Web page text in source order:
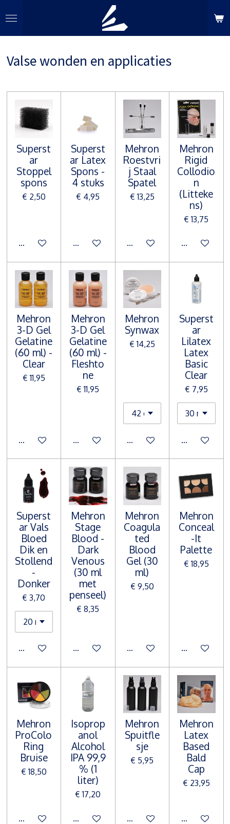
direct
naar
hoofdinhoud
Valse wonden en applicaties
Superst
ar
Stoppel
spons
€ 2,50
In winkelwagen
Superst
ar Latex
Spons -
4 stuks
€ 4,95
In winkelwagen
Mehron
Roestvri
j Staal
Spatel
€ 13,25
In winkelwagen
Mehron
Rigid
Collodio
n
(Litteke
ns)
€ 13,75
In
Mehron
3-D Gel
Gelatine
(60 ml) -
Clear
€ 11,95
In winkelwagen
Mehron
3-D Gel
Gelatine
(60 ml) -
Fleshto
ne
€ 11,95
In winkelwagen
Mehron
Synwax
€ 14,25
In winkelwagen
Superst
ar
Lilatex
Latex
Basic
Clear
€ 7,95
In
Superst
ar Vals
Bloed
Dik en
Stollend
-
Donker
€ 3,70
In winkelwagen
Mehron
Stage
Blood -
Dark
Venous
(30 ml
met
penseel)
€ 8,35
In winkelwagen
Mehron
Coagula
ted
Blood
Gel (30
ml)
€ 9,50
In winkelwagen
Mehron
Conceal
-It
Palette
€ 18,95
In
Mehron
ProColo
Ring
Bruise
€ 18,50
In winkelwagen
Isoprop
anol
Alcohol
IPA 99,9
% (1
liter)
€ 17,20
In winkelwagen
Mehron
Spuitfle
sje
€ 5,95
In winkelwagen
Mehron
Latex
Based
Bald
Cap
€ 23,95
In